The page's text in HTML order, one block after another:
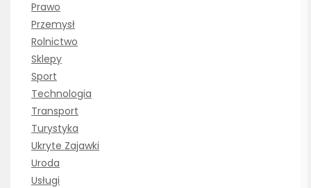
Prawo
Przemysł
Rolnictwo
Sklepy
Sport
Technologia
Transport
Turystyka
Ukryte Zajawki
Uroda
Usługi